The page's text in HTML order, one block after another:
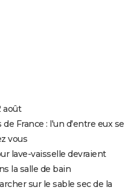
août
France : l'un d'entre eux se
vous
lave-vaisselle devraient
la salle de bain
sur le sable sec de la